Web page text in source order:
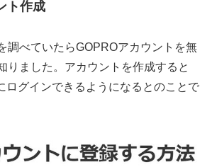
ト作成
調べていたらGOPROアカウントを無
りました。アカウントを作成すると
ログインできるようになるとのことで